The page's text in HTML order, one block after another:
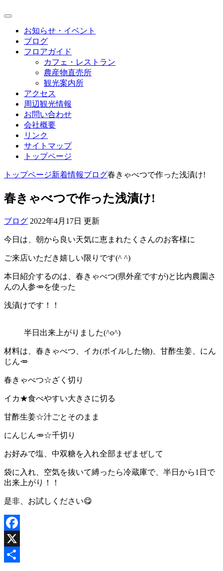
お知らせ・イベント
ブログ
フロアガイド
カフェ・レストラン
農産物直売所
観光案内所
アクセス
周辺観光情報
お問い合わせ
会社概要
リンク
サイトマップ
トップページ
トップページ新着情報ブログ春きゃべつで作った浅漬け!
春きゃべつで作った浅漬け!
ブログ 2022年4月17日 更新
今日は、朝から良い天気に恵まれたくさんのお客様に
ご来店いただき嬉しい限りです(^ ^)
本日紹介するのは、春きゃべつ(県外産ですが)と比内農園さ
んの人参🥕を使った
浅漬けです！！
半日出来上がりました(^o^)
材料は、春きゃべつ、イカ(ボイルした物)、甘酢生姜、にん
じん🥕
春きゃべつ☆ざく切り
イカ★食べやすい大きさに切る
甘酢生姜☆汁ごとそのまま
にんじん🥕☆千切り
お好みで塩、中双糖を入れ全部まぜまぜして
袋に入れ、空気を抜いて縛ったら冷蔵庫で、半日から1日で
出来上がり！！
是非、お試しください😋
Facebook
X